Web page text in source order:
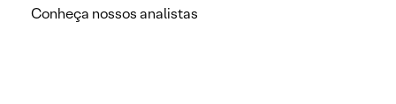
Conheça nossos analistas